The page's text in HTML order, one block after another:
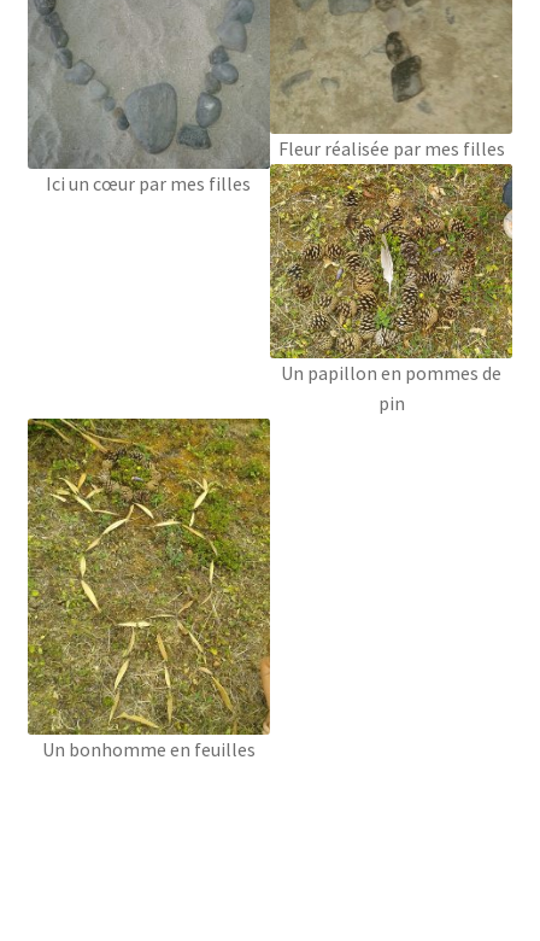
Ici un cœur par mes filles
Fleur réalisée par mes filles
Un papillon en pommes de
pin
Un bonhomme en feuilles